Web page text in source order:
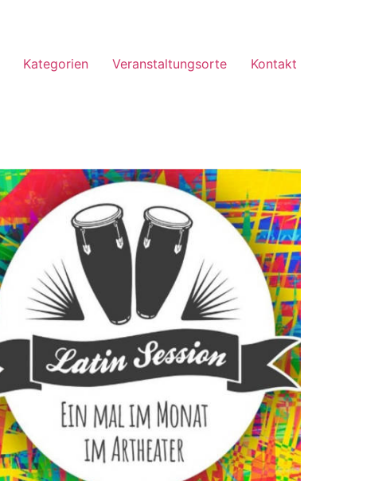
Kategorien Veranstaltungsorte Kontakt
Office 365 Outlook Live